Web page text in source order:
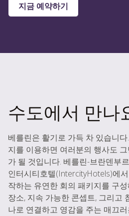
지금 예약하기
수도에서 만나
베를린은 활기로 가득 차 있습니다
지를 이용하면 여러분의 행사도
가 될 것입니다. 베를린-브란덴부
인터시티호텔(IntercityHotels)에
작하는 유연한 회의 패키지를 구
장소, 지속 가능한 콘셉트, 그리고
나로 연결하고 영감을 주는 매끄